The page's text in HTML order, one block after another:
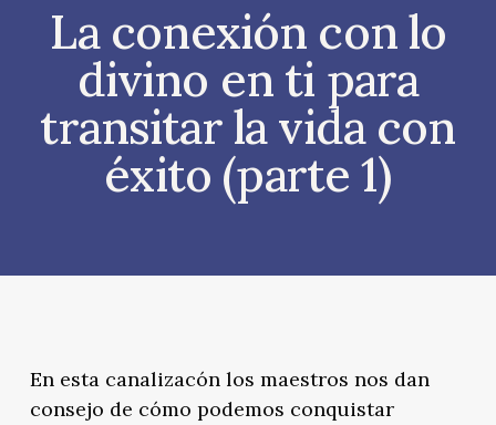
La conexión con lo
divino en ti para
transitar la vida con
éxito (parte 1)
En esta canalizacón los maestros nos dan
consejo de cómo podemos conquistar